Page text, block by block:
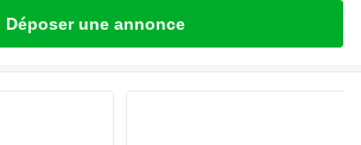
Déposer une annonce